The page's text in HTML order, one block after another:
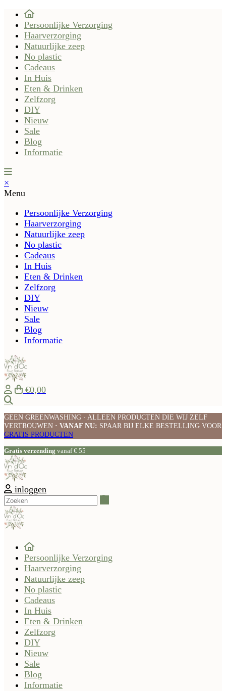
Persoonlijke Verzorging
Haarverzorging
Natuurlijke zeep
No plastic
Cadeaus
In Huis
Eten & Drinken
Zelfzorg
DIY
Nieuw
Sale
Blog
Informatie
×
Menu
Persoonlijke Verzorging
Haarverzorging
Natuurlijke zeep
No plastic
Cadeaus
In Huis
Eten & Drinken
Zelfzorg
DIY
Nieuw
Sale
Blog
Informatie
€0,00
GEEN GREENWASHING · ALLEEN PRODUCTEN DIE WIJ ZELF
VERTROUWEN · VANAF NU: SPAAR BIJ ELKE BESTELLING VOOR
GRATIS PRODUCTEN
Gratis verzending vanaf € 55
inloggen
Persoonlijke Verzorging
Haarverzorging
Natuurlijke zeep
No plastic
Cadeaus
In Huis
Eten & Drinken
Zelfzorg
DIY
Nieuw
Sale
Blog
Informatie